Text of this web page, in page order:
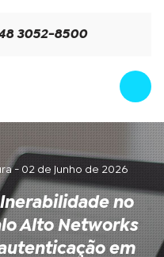
3052-8500
- 02 de junho de 2026
no
Alto Networks
em